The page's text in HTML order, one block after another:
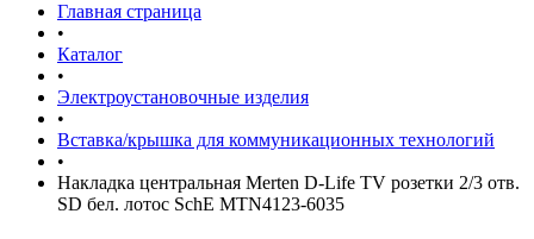
Главная страница
•
Каталог
•
Электроустановочные изделия
•
Вставка/крышка для коммуникационных технологий
•
Накладка центральная Merten D-Life TV розетки 2/3 отв.
SD бел. лотос SchE MTN4123-6035